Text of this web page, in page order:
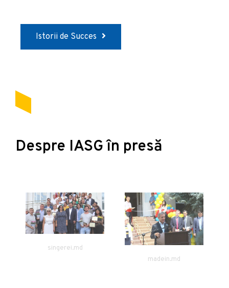
Istorii de Succes
Despre IASG în presă
singerei.md
madein.md